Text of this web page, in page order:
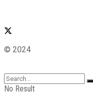
© 2024
No Result